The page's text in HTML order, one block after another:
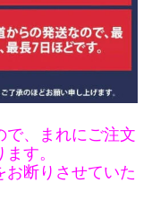
、まれにご注文
す。
断りさせていた